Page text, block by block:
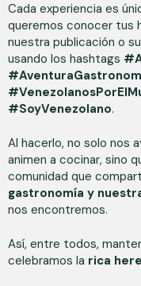
Cada experiencia es
queremos conocer tus
nuestra publicación o
usando los hashtags
#SoyVenezolano.
Al hacerlo, no solo nos
animen a cocinar, sino
comunidad que
gastronomía y
nos encontremos.
Así, entre todos,
celebramos la rica